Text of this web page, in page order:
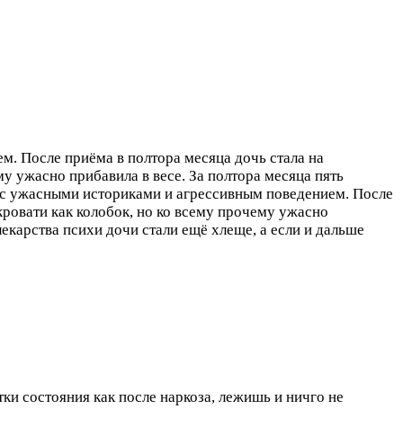
После приёма в полтора месяца дочь стала на
ужасно прибавила в весе. За полтора месяца пять
ужасными историками и агрессивным поведением. После
как колобок, но ко всему прочему ужасно
психи дочи стали ещё хлеще, а если и дальше
состояния как после наркоза, лежишь и ничго не